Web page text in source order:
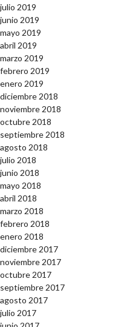
julio 2019
junio 2019
mayo 2019
abril 2019
marzo 2019
febrero 2019
enero 2019
diciembre 2018
noviembre 2018
octubre 2018
septiembre 2018
agosto 2018
julio 2018
junio 2018
mayo 2018
abril 2018
marzo 2018
febrero 2018
enero 2018
diciembre 2017
noviembre 2017
octubre 2017
septiembre 2017
agosto 2017
julio 2017